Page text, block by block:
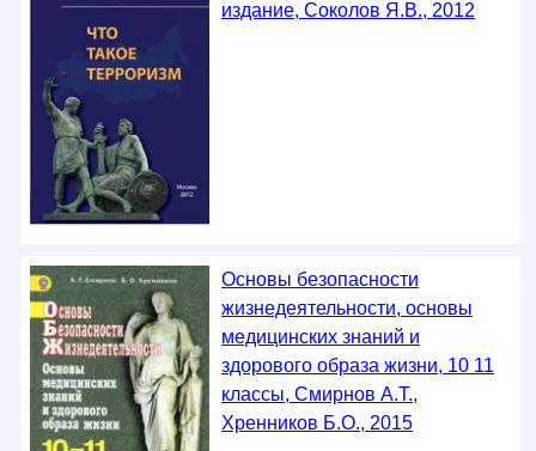
издание, Соколов Я.В., 2012
Основы безопасности
жизнедеятельности, основы
медицинских знаний и
здорового образа жизни, 10 11
классы, Смирнов А.Т.,
Хренников Б.О., 2015